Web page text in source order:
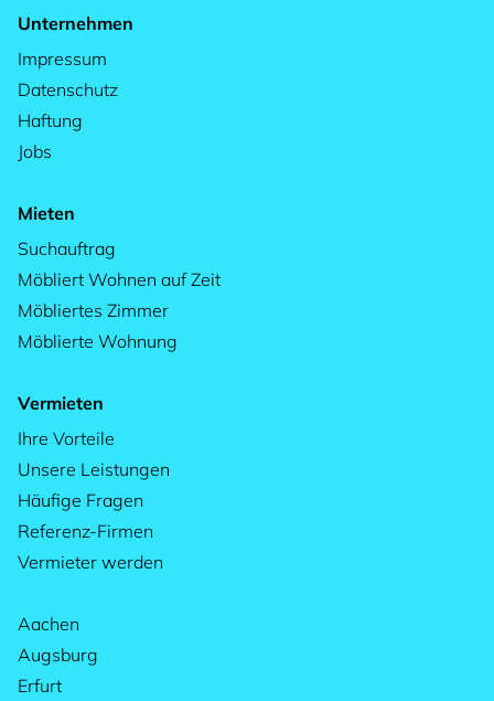
Unternehmen
Impressum
Datenschutz
Haftung
Jobs
Mieten
Suchauftrag
Möbliert Wohnen auf Zeit
Möbliertes Zimmer
Möblierte Wohnung
Vermieten
Ihre Vorteile
Unsere Leistungen
Häufige Fragen
Referenz-Firmen
Vermieter werden
Aachen
Augsburg
Erfurt